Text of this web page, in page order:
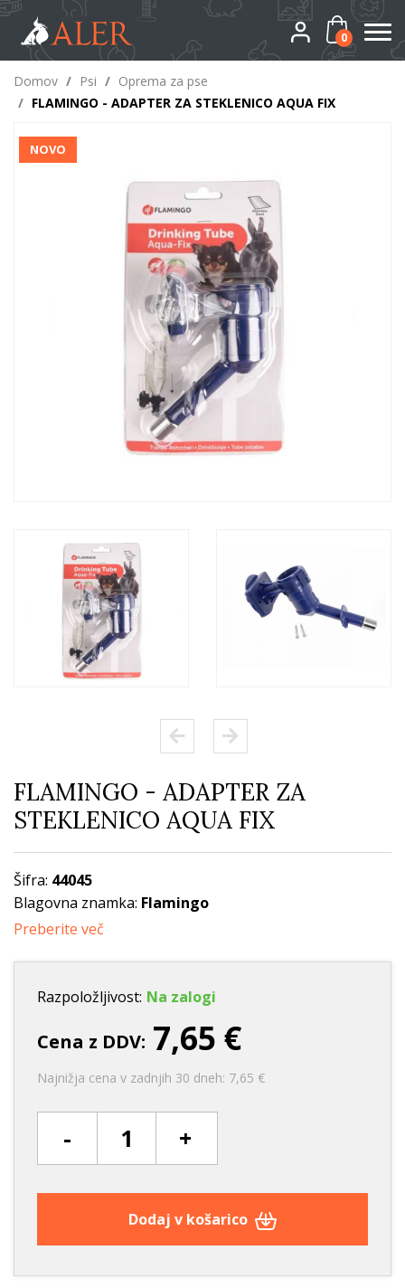
0
Domov / Psi / Oprema za pse
/ FLAMINGO - ADAPTER ZA STEKLENICO AQUA FIX
NOVO
FLAMINGO - ADAPTER ZA
STEKLENICO AQUA FIX
Šifra: 44045
Blagovna znamka: Flamingo
Preberite več
Razpoložljivost: Na zalogi
Cena z DDV: 7,65 €
Najnižja cena v zadnjih 30 dneh: 7,65 €
- +
Dodaj v košarico